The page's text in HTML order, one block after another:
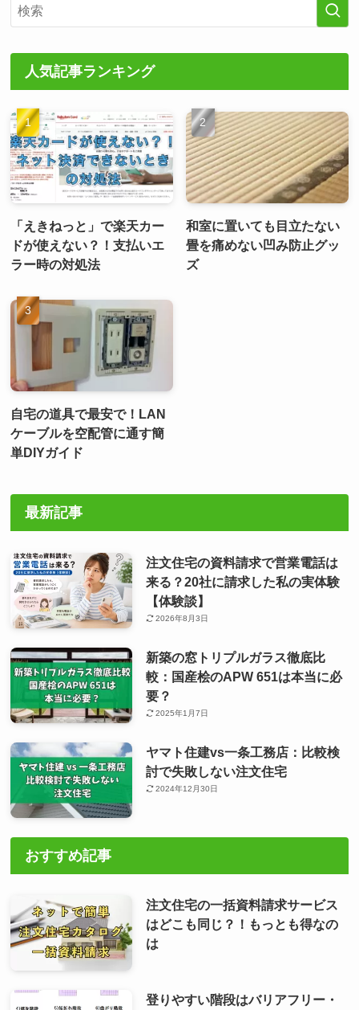
人気記事ランキング
「えきねっと」で楽天カー
ドが使えない？！支払いエ
ラー時の対処法
和室に置いても目立たない
畳を痛めない凹み防止グッ
ズ
自宅の道具で最安で！LAN
ケーブルを空配管に通す簡
単DIYガイド
最新記事
注文住宅の資料請求で営業電話は
来る？20社に請求した私の実体験
【体験談】
2026年8月3日
新築の窓トリプルガラス徹底比
較：国産桧のAPW 651は本当に必
要？
2025年1月7日
ヤマト住建vs一条工務店：比較検
討で失敗しない注文住宅
2024年12月30日
おすすめ記事
注文住宅の一括資料請求サービス
はどこも同じ？！もっとも得なの
は
登りやすい階段はバリアフリー・